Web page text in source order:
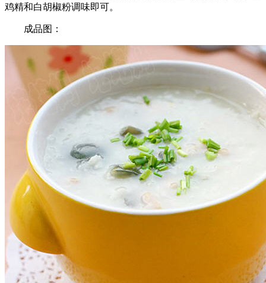
鸡精和白胡椒粉调味即可。
成品图：